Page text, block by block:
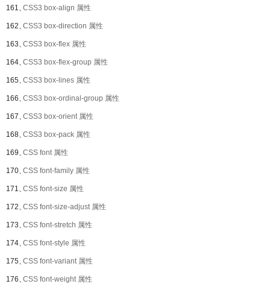
161、CSS3 box-align 属性
162、CSS3 box-direction 属性
163、CSS3 box-flex 属性
164、CSS3 box-flex-group 属性
165、CSS3 box-lines 属性
166、CSS3 box-ordinal-group 属性
167、CSS3 box-orient 属性
168、CSS3 box-pack 属性
169、CSS font 属性
170、CSS font-family 属性
171、CSS font-size 属性
172、CSS font-size-adjust 属性
173、CSS font-stretch 属性
174、CSS font-style 属性
175、CSS font-variant 属性
176、CSS font-weight 属性